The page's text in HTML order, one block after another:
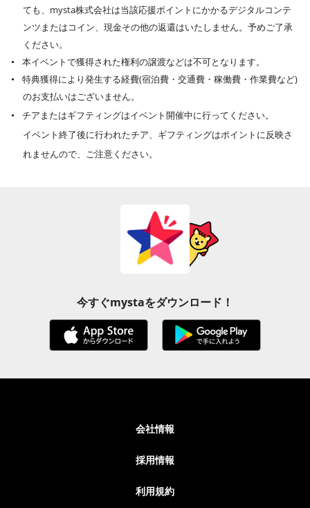
ても、mysta株式会社は当該応援ポイントにかかるデジタルコンテ
ンツまたはコイン、現金その他の返還はいたしません。予めご了承
ください。
本イベントで獲得された権利の譲渡などは不可となります。
特典獲得により発生する経費(宿泊費・交通費・稼働費・作業費など)
のお支払いはございません。
チアまたはギフティングはイベント開催中に行ってください。
イベント終了後に行われたチア、ギフティングはポイントに反映さ
れませんので、ご注意ください。
今すぐmystaをダウンロード！
会社情報
採用情報
利用規約